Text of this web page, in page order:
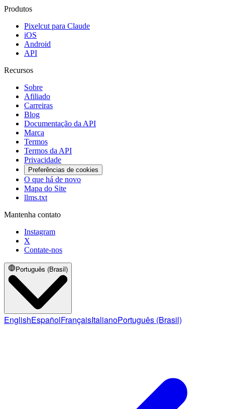
Produtos
Pixelcut para Claude
iOS
Android
API
Recursos
Sobre
Afiliado
Carreiras
Blog
Documentação da API
Marca
Termos
Termos da API
Privacidade
Preferências de cookies
O que há de novo
Mapa do Site
llms.txt
Mantenha contato
Instagram
X
Contate-nos
Português (Brasil)
EnglishEspañolFrançaisItalianoPortuguês (Brasil)